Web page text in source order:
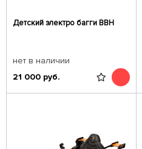
Детский электро багги BBH
нет в наличии
21 000 руб.